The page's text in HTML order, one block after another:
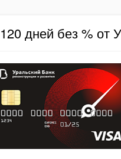
дней без % от